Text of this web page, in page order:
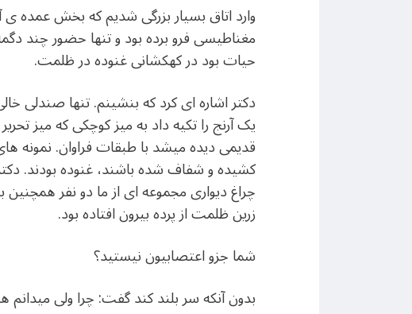
وارد اتاق بسیار بزرگی شدیم که بخش عمده
مغناطیسی فرو برده بود و تنها حضور چند
حیات بود در کهکشانی غنوده در ظلمت.
دکتر اشاره ای کرد که بنشینم. تنها صندلی
یک آرنج را تکیه داد به میز کوچکی که میز
قدیمی دیده میشد با طبقات فراوان. نمونه
کشیده و شفاف شده باشند، غنوده بودند.
چراغ دیواری مجموعه ای از ما دو نفر
زرین ظلمت از پرده بیرون افتاده بود.
شما جزو اعتصابیون نیستید؟
بدون آنکه سر بلند کند گفت: چرا ولی